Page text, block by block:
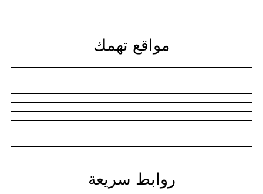
مواقع تهمك
روابط سريعة